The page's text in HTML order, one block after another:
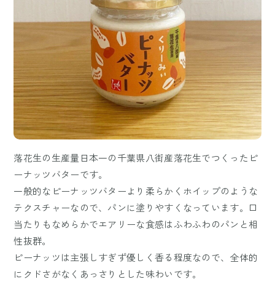
落花生の生産量日本一の千葉県八街産落花生でつくったピ
ーナッツバターです。
一般的なピーナッツバターより柔らかくホイップのような
テクスチャーなので、パンに塗りやすくなっています。口
当たりもなめらかでエアリーな食感はふわふわのパンと相
性抜群。
ピーナッツは主張しすぎず優しく香る程度なので、全体的
にクドさがなくあっさりとした味わいです。